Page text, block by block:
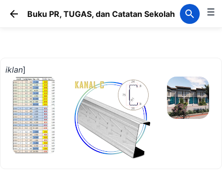
Langsung ke konten utama
Buku PR, TUGAS, dan Catatan Sekolah ☰
iklan]